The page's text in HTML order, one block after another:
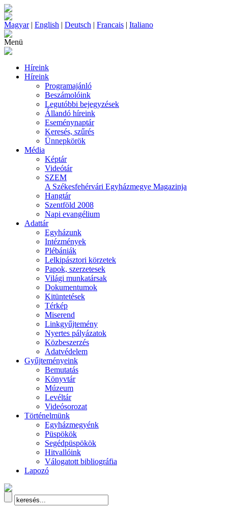
Magyar| English | Deutsch | Francais | Italiano
Menü
Híreink
Híreink
Programajánló
Beszámolóink
Legutóbbi bejegyzések
Állandó híreink
Eseménynaptár
Keresés, szűrés
Ünnepkörök
Média
Képtár
Videótár
SZEM
A Székesfehérvári Egyházmegye Magazinja
Hangtár
Szentföld 2008
Napi evangélium
Adattár
Egyházunk
Intézmények
Plébániák
Lelkipásztori körzetek
Papok, szerzetesek
Világi munkatársak
Dokumentumok
Kitüntetések
Térkép
Miserend
Linkgyűjtemény
Nyertes pályázatok
Közbeszerzés
Adatvédelem
Gyűjteményeink
Bemutatás
Könyvtár
Múzeum
Levéltár
Videósorozat
Történelmünk
Egyházmegyénk
Püspökök
Segédpüspökök
Hitvallóink
Válogatott bibliográfia
Lapozó